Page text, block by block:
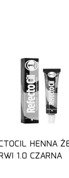
HENNA
1.0 CZARNA